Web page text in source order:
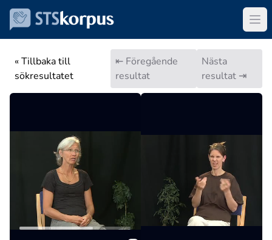
« Tillbaka till
sökresultatet
⇤ Föregående
resultat
Nästa
resultat ⇥